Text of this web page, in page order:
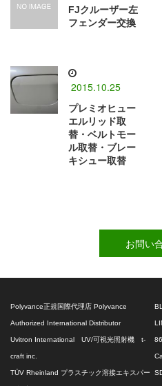
FJクルーザー左
フェンダー交換
2015.10.25
プレミオヒュー
エルリッド取
替・ベルトモー
ル取替・ブレー
キシュー取替
お問い
Polyvance正規国際代理店 Polyvance
Authorized International Distributor
Uvitron International UV/可視光照射機 t-
craft inc.
TÜV Rheinland プラスチック溶接エキスパー